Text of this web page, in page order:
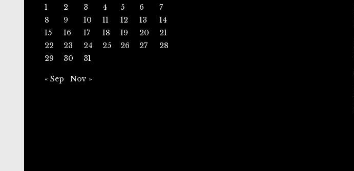
1
2 3 4 5 6
7
8
9 10 11 12 13
14
15
16 17 18 19 20
21
22
23 24 25 26 27
28
29
30 31
« Sep Nov »